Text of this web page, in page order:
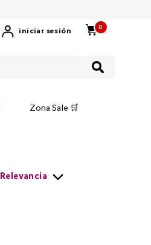
iniciar sesión
0
Zona Sale 🛒
Relevancia